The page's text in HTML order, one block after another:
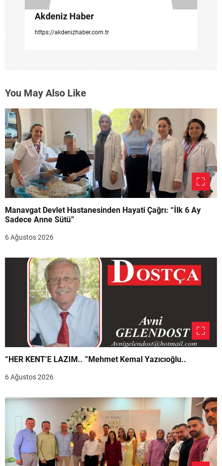
Akdeniz Haber
https://akdenizhaber.com.tr
You May Also Like
Manavgat Devlet Hastanesinden Hayati Çağrı: “İlk 6 Ay
Sadece Anne Sütü”
6 Ağustos 2026
“HER KENT’E LAZIM.. ”Mehmet Kemal Yazıcıoğlu..
6 Ağustos 2026